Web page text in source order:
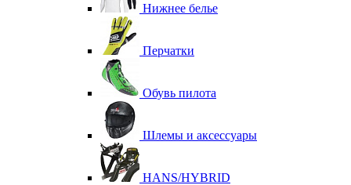
Нижнее белье
Перчатки
Обувь пилота
Шлемы и аксессуары
HANS/HYBRID